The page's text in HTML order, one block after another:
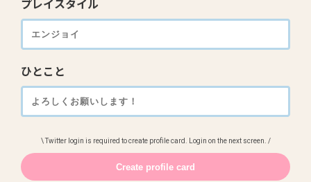
プレイスタイル
ひとこと
\ Twitter login is required to create profile card. Login on the next screen. /